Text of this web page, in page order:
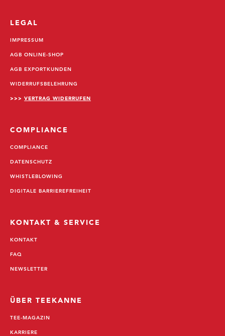
LEGAL
IMPRESSUM
AGB ONLINE-SHOP
AGB EXPORTKUNDEN
WIDERRUFSBELEHRUNG
>>> VERTRAG WIDERRUFEN
COMPLIANCE
COMPLIANCE
DATENSCHUTZ
WHISTLEBLOWING
DIGITALE BARRIEREFREIHEIT
KONTAKT & SERVICE
KONTAKT
FAQ
NEWSLETTER
ÜBER TEEKANNE
TEE-MAGAZIN
KARRIERE